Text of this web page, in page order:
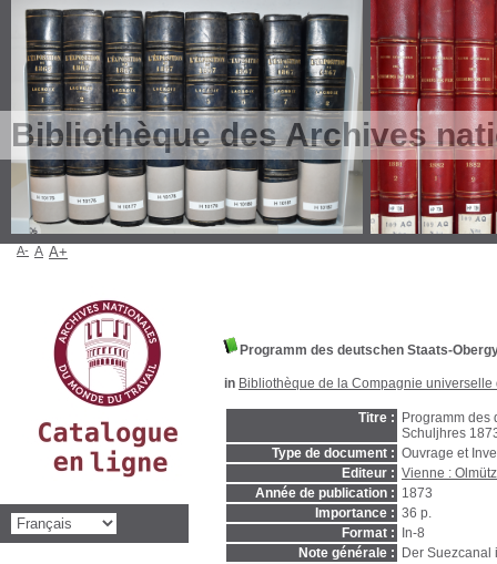
Bibliothèque des Archives
Programm des deutschen Staats-
in Bibliothèque de la Compagnie
Titre :
Programm des
Schuljhres
Type de document : Ouvrage et
Editeur : Vienne : Olmütz
Année de publication : 1873
Importance : 36 p.
Format :
In-8
Note générale :
Der Suezcanal
A- A A+